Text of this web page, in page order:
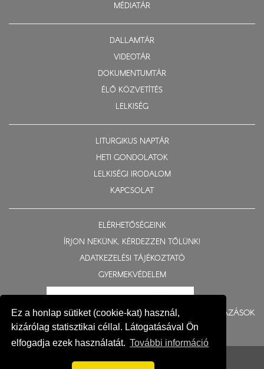
Ez a honlap sütiket (cookie-kat) használ,
kizárólag statisztikai céllal. Látogatásával Ön
elfogadja ezek használatát. További információ
MÉDIATÁR
DALLAMTÁR
VIDEOTÁR
DOKUMENTUMTÁR
ÉLŐ KÖZVETÍTÉS
LELKISÉG
LITURGIKUS NAPTÁR
HETI GONDOLATOK
LELKISÉGI IRODALOM
KAPCSOLAT
ELÉRHETŐSÉGEINK
ÍRJON NEKÜNK, KÉRDEZZEN TŐLÜNK!
ADATKEZELÉSI TÁJÉKOZTATÓ
GYERMEKVÉDELEM
BERUHÁZÁSOK